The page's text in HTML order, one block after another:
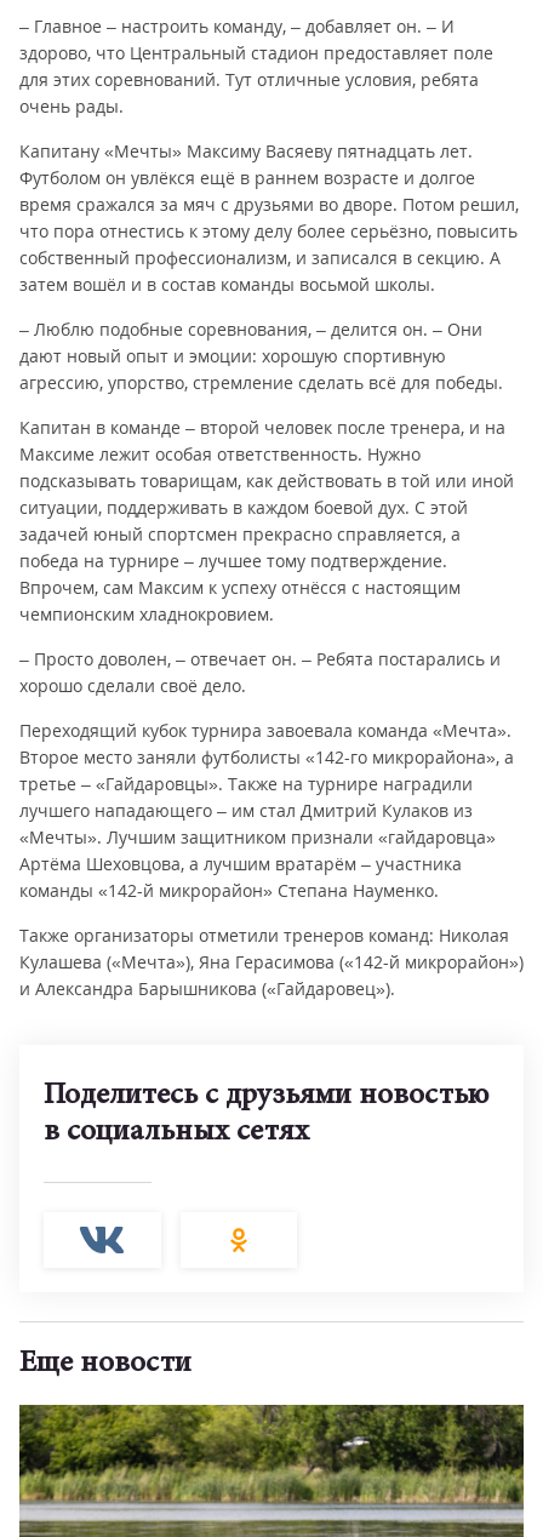
– Главное – настроить команду, – добавляет он. – И
здорово, что Центральный стадион предоставляет поле
для этих соревнований. Тут отличные условия, ребята
очень рады.
Капитану «Мечты» Максиму Васяеву пятнадцать лет.
Футболом он увлёкся ещё в раннем возрасте и долгое
время сражался за мяч с друзьями во дворе. Потом решил,
что пора отнестись к этому делу более серьёзно, повысить
собственный профессионализм, и записался в секцию. А
затем вошёл и в состав команды восьмой школы.
– Люблю подобные соревнования, – делится он. – Они
дают новый опыт и эмоции: хорошую спортивную
агрессию, упорство, стремление сделать всё для победы.
Капитан в команде – второй человек после тренера, и на
Максиме лежит особая ответственность. Нужно
подсказывать товарищам, как действовать в той или иной
ситуации, поддерживать в каждом боевой дух. С этой
задачей юный спортсмен прекрасно справляется, а
победа на турнире – лучшее тому подтверждение.
Впрочем, сам Максим к успеху отнёсся с настоящим
чемпионским хладнокровием.
– Просто доволен, – отвечает он. – Ребята постарались и
хорошо сделали своё дело.
Переходящий кубок турнира завоевала команда «Мечта».
Второе место заняли футболисты «142-го микрорайона», а
третье – «Гайдаровцы». Также на турнире наградили
лучшего нападающего – им стал Дмитрий Кулаков из
«Мечты». Лучшим защитником признали «гайдаровца»
Артёма Шеховцова, а лучшим вратарём – участника
команды «142-й микрорайон» Степана Науменко.
Также организаторы отметили тренеров команд: Николая
Кулашева («Мечта»), Яна Герасимова («142-й микрорайон»)
и Александра Барышникова («Гайдаровец»).
Поделитесь с друзьями новостью
в социальных сетях
Еще новости